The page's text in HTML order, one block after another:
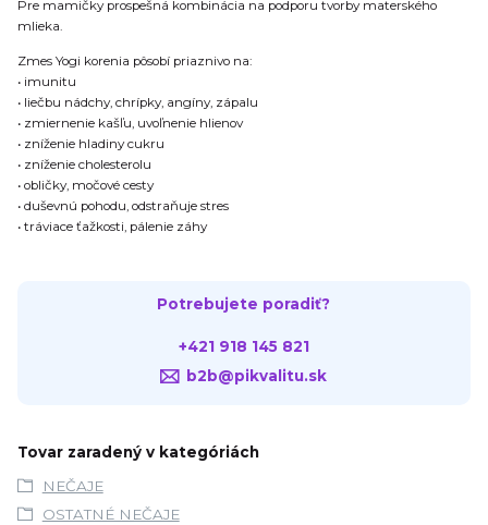
Pre mamičky prospešná kombinácia na podporu tvorby materského
mlieka.
Zmes Yogi korenia pôsobí priaznivo na:
• imunitu
• liečbu nádchy, chrípky, angíny, zápalu
• zmiernenie kašľu, uvoľnenie hlienov
• zníženie hladiny cukru
• zníženie cholesterolu
• obličky, močové cesty
• duševnú pohodu, odstraňuje stres
• tráviace ťažkosti, pálenie záhy
Potrebujete poradiť?
+421 918 145 821
b2b@pikvalitu.sk
Tovar zaradený v kategóriách
NEČAJE
OSTATNÉ NEČAJE